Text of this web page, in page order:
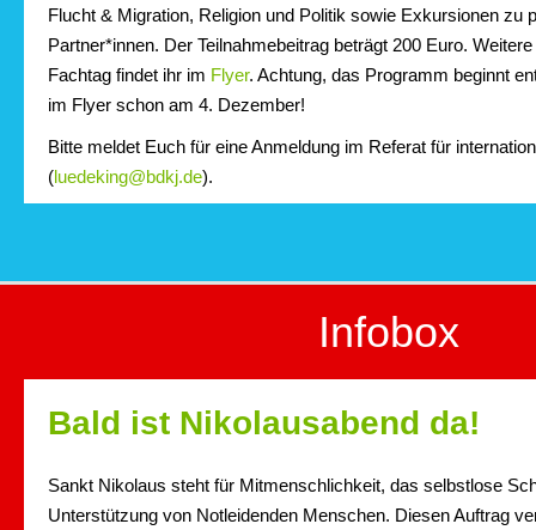
Flucht & Migration, Religion und Politik sowie Exkursionen zu
Partner*innen. Der Teilnahmebeitrag beträgt 200 Euro.
Fachtag findet ihr im Flyer. Achtung, das Programm beginnt
im Flyer schon am 4. Dezember!
Bitte meldet Euch für eine Anmeldung im Referat für
(luedeking@bdkj.de).
Infobox
Bald ist Nikolausabend da!
Sankt Nikolaus steht für Mitmenschlichkeit, das selbstlose
Unterstützung von Notleidenden Menschen. Diesen Auftrag